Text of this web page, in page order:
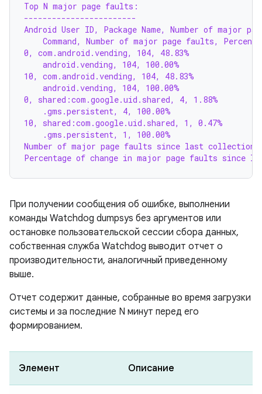
Top N major page faults:
------------------------
Android User ID, Package Name, Number of
Command, Number of major page faults,
0, com.android.vending, 104, 48.83%
    android.vending, 104, 100.00%
10, com.android.vending, 104, 48.83%
    android.vending, 104, 100.00%
0, shared:com.google.uid.shared, 4, 1.88%
    .gms.persistent, 4, 100.00%
10, shared:com.google.uid.shared, 1, 0.47%
    .gms.persistent, 1, 100.00%
Number of major page faults since last collection:
Percentage of change in major page faults since
При получении сообщения об ошибке, выполнении
команды Watchdog dumpsys без аргументов или
остановке пользовательской сессии сбора данных,
собственная служба Watchdog выводит отчет о
производительности, аналогичный приведенному
выше.
Отчет содержит данные, собранные во время загрузки
системы и за последние N минут перед его
формированием.
Элемент Описание